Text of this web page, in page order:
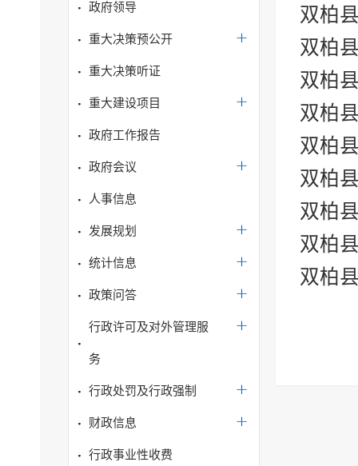
政府领导
重大决策预公开
重大决策听证
重大建设项目
政府工作报告
政府会议
人事信息
发展规划
统计信息
政策问答
行政许可及对外管理服
务
行政处罚及行政强制
财政信息
行政事业性收费
双柏
双柏
双柏
双柏
双柏
双柏
双柏
双柏
双柏